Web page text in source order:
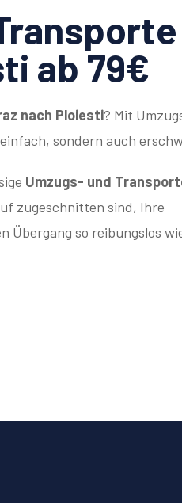
ab 79€
nach Ploiesti? Mit
sondern auch
Umzugs- und
zugeschnitten sind, Ihre
Übergang so reibungslos